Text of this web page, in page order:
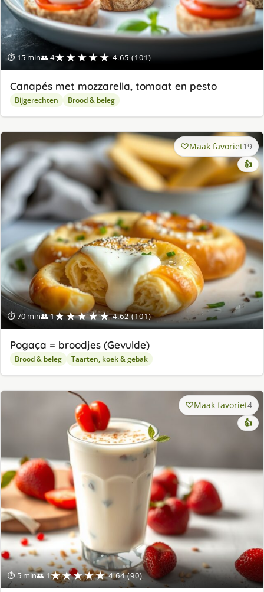
⏱ 15 min👥 4★★★★★ 4.65 (101)
Canapés met mozzarella, tomaat en pesto
Bijgerechten Brood & beleg
⏱ 70 min👥 1★★★★★ 4.62 (101)
Maak favoriet19
👍
Pogaça = broodjes (Gevulde)
Brood & beleg Taarten, koek & gebak
⏱ 5 min👥 1★★★★★ 4.64 (90)
Maak favoriet4
👍